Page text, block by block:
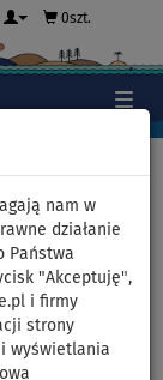
nam w
działanie
Państwa
"Akceptuję",
i firmy
strony
wyświetlania
0szt.